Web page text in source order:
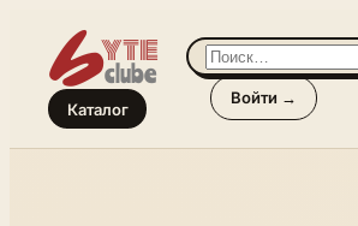
Каталог
Войти →